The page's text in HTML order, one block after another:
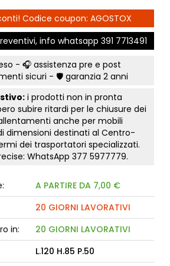
Codice coupon: AGOSTOX
info whatsapp 391 7713491
- 🎧 assistenza pre e post
sicuri - 🛡️ garanzia 2 anni
i prodotti non in pronta
subire ritardi per le chiusure dei
anche per mobili
dimensioni destinati al Centro-
dei trasportatori specializzati.
WhatsApp 377 5977779.
A PARTIRE DA 7,00 €
20 GIORNI LAVORATIVI
in:
20 GIORNI LAVORATIVI
L.120 H.85 P.50